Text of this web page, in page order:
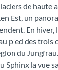
de haute
Est, un
En hiver,
pied des trois
du
Sphinx la vue